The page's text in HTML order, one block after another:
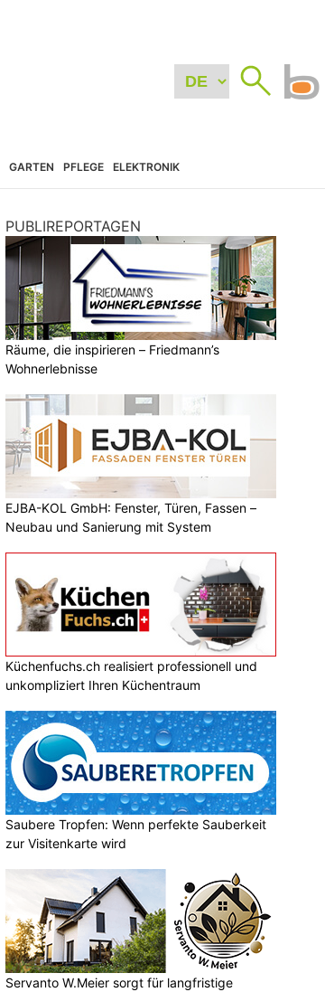
GARTEN PFLEGE ELEKTRONIK
PUBLIREPORTAGEN
Räume, die inspirieren – Friedmann’s
Wohnerlebnisse
EJBA-KOL GmbH: Fenster, Türen, Fassen –
Neubau und Sanierung mit System
Küchenfuchs.ch realisiert professionell und
unkompliziert Ihren Küchentraum
Saubere Tropfen: Wenn perfekte Sauberkeit
zur Visitenkarte wird
Servanto W.Meier sorgt für langfristige